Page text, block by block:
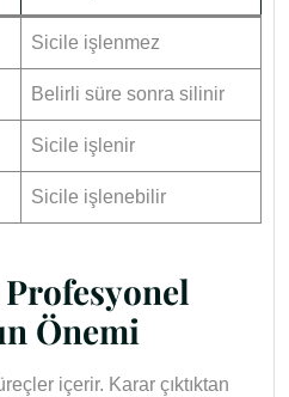
Sicile işlenmez
Belirli süre sonra silinir
Sicile işlenir
Sicile işlenebilir
Önemi
içerir. Karar çıktıktan